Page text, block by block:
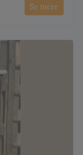
Se mere